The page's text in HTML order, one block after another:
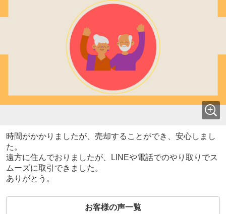
時間がかかりましたが、売却することができ、安心しまし
た。
遠方に住んでおりましたが、LINEや電話でのやり取りでス
ムーズに取引できました。
ありがとう。
お客様の声一覧